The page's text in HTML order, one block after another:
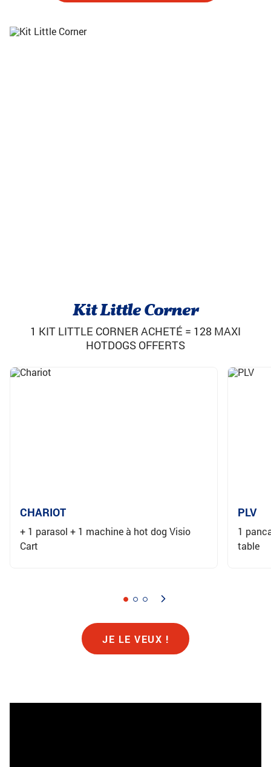
Kit Little Corner
1 KIT LITTLE CORNER ACHETÉ = 128 MAXI
HOTDOGS OFFERTS
CHARIOT
+ 1 parasol + 1 machine à hot dog Visio
Cart
PLV
1
table
JE LE VEUX !